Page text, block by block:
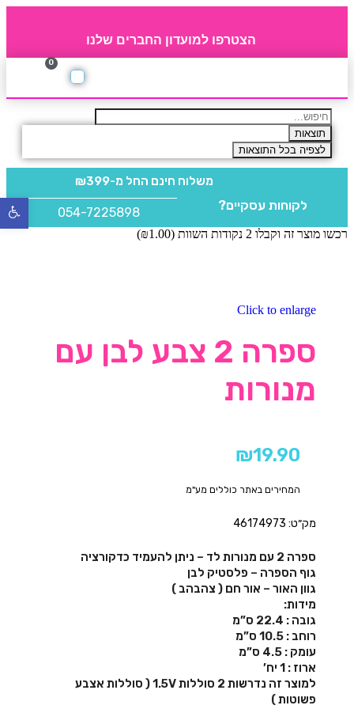
הצטרפו למועדון החברים שלנו
0
תוצאות
לצפיה בכל התוצאות
משלוח חינם החל מ-₪399
לקוחות עסקיים? 054-7225898
רכשו מוצר זה וקבלו 2 נקודות השוות ( ₪1.00
)
Click to enlarge
ספרה 2 צבע לבן עם
מנורות
₪19.90
המחירים באתר כוללים מע"מ
מק״ט: 46174973
ספרה 2 עם מנורות לד – ניתן להעמיד כדקורציה
גוף הספרה – פלסטיק לבן
גוון האור – אור חם ( צהבהב )
מידות:
גובה : 22.4 ס”מ
רוחב : 10.5 ס”מ
עומק : 4.5 ס”מ
ארוז : 1 יח’
למוצר זה נדרשות 2 סוללות 1.5V ( סוללות אצבע
פשוטות )
פתח